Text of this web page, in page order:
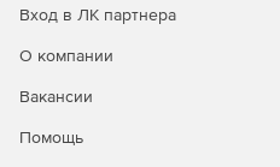
Вход в ЛК партнера
О компании
Вакансии
Помощь